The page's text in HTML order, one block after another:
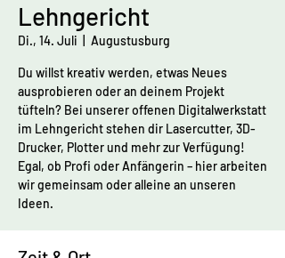
Lehngericht
Di., 14. Juli Augustusburg
Du willst kreativ werden, etwas Neues
ausprobieren oder an deinem Projekt
tüfteln? Bei unserer offenen Digitalwerkstatt
im Lehngericht stehen dir Lasercutter, 3D-
Drucker, Plotter und mehr zur Verfügung!
Egal, ob Profi oder Anfängerin – hier arbeiten
wir gemeinsam oder alleine an unseren
Ideen.